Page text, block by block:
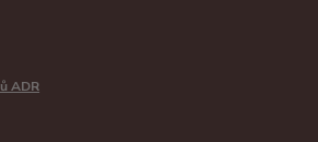
ADR